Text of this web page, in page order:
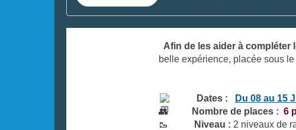
Afin de les aider à compléter
belle expérience, placée sous
Dates :
Du 08 au 15
👥
Nombre de places : 6
🥾
Niveau : 2 niveaux de